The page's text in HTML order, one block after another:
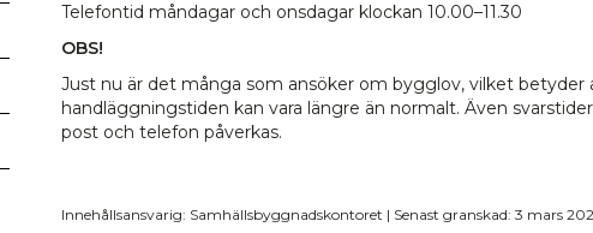
Strandskydd
Undermeny
Anmälningsärenden
Telefontid måndagar och onsdagar klockan 10.00–11.30
OBS!
Just nu är det många som ansöker om bygglov, vilket betyder
handläggningstiden kan vara längre än normalt. Även
post och telefon påverkas.
Innehållsansvarig: Samhällsbyggnadskontoret | Senast granskad: 3 mars